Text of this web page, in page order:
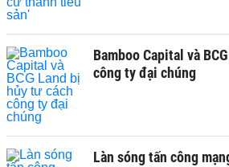
Bamboo Capital và
công ty đại chúng
Làn sóng tấn công